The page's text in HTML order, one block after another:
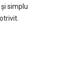
simplu